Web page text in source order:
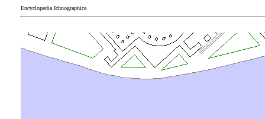
Encyclopedia Ichnographica